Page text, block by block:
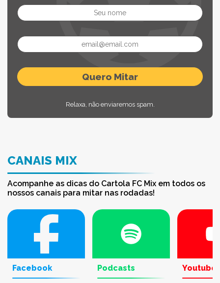
Relaxa, não enviaremos spam.
CANAIS MIX
Acompanhe as dicas do Cartola FC Mix em todos os
nossos canais para mitar nas rodadas!
Facebook Podcasts Youtube